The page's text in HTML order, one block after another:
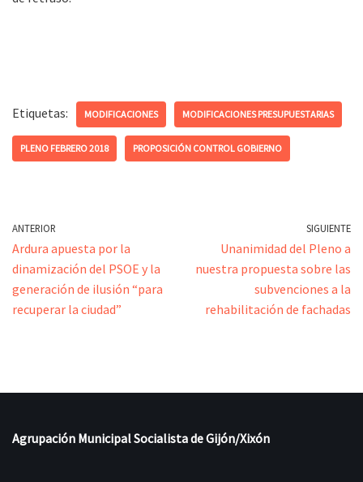
Etiquetas: MODIFICACIONES MODIFICACIONES PRESUPUESTARIAS
PLENO FEBRERO 2018 PROPOSICIÓN CONTROL GOBIERNO
ANTERIOR
Ardura apuesta por la
dinamización del PSOE y la
generación de ilusión “para
recuperar la ciudad”
SIGUIENTE
Unanimidad del Pleno a
nuestra propuesta sobre las
subvenciones a la
rehabilitación de fachadas
Agrupación Municipal Socialista de Gijón/Xixón